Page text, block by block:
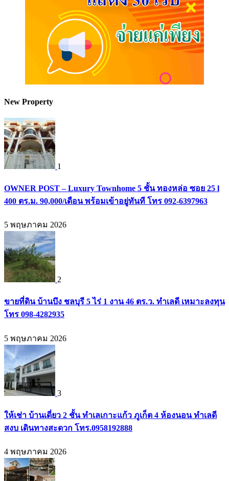
New Property
1
OWNER POST – Luxury Townhome 5 ชั้น ทองหล่อ ซอย 25 l
400 ตร.ม. 90,000/เดือน พร้อมเข้าอยู่ทันที โทร 092-6397963
5 พฤษภาคม 2026
2
ขายที่ดิน บ้านบึง ชลบุรี 5 ไร่ 1 งาน 46 ตร.ว. ทำเลดี เหมาะลงทุน
โทร 098-4282935
5 พฤษภาคม 2026
3
ให้เช่า บ้านเดี่ยว 2 ชั้น ทำเลเกาะแก้ว ภูเก็ต 4 ห้องนอน ทำเลดี
สงบ เดินทางสะดวก โทร.0958192888
4 พฤษภาคม 2026